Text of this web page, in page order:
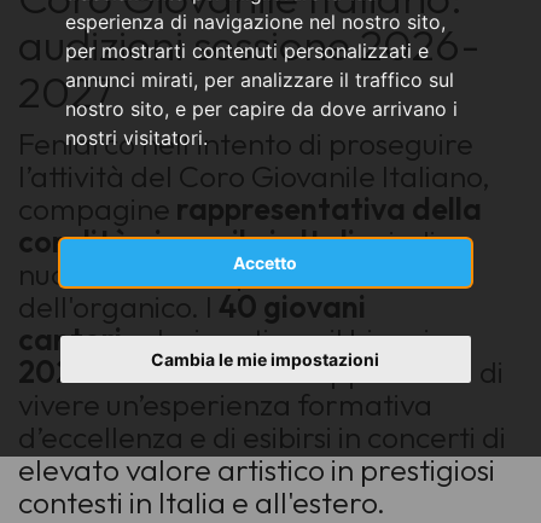
esperienza di navigazione nel nostro sito,
per mostrarti contenuti personalizzati e
annunci mirati, per analizzare il traffico sul
nostro sito, e per capire da dove arrivano i
nostri visitatori.
Accetto
Cambia le mie impostazioni
audizioni sessione 2026-
2027
Feniarco nell'intento di proseguire
l’attività del Coro Giovanile Italiano,
compagine rappresentativa della
coralità giovanile in Italia, indice
nuove
audizioniper il rinnovo
dell'organico. I 40 giovani
cantoriselezionati per il biennio
2026-2027avranno l’opportunità di
vivere un’esperienza formativa
d’eccellenza e di esibirsi in concerti di
elevato valore artistico in prestigiosi
contesti in Italia e all'estero.